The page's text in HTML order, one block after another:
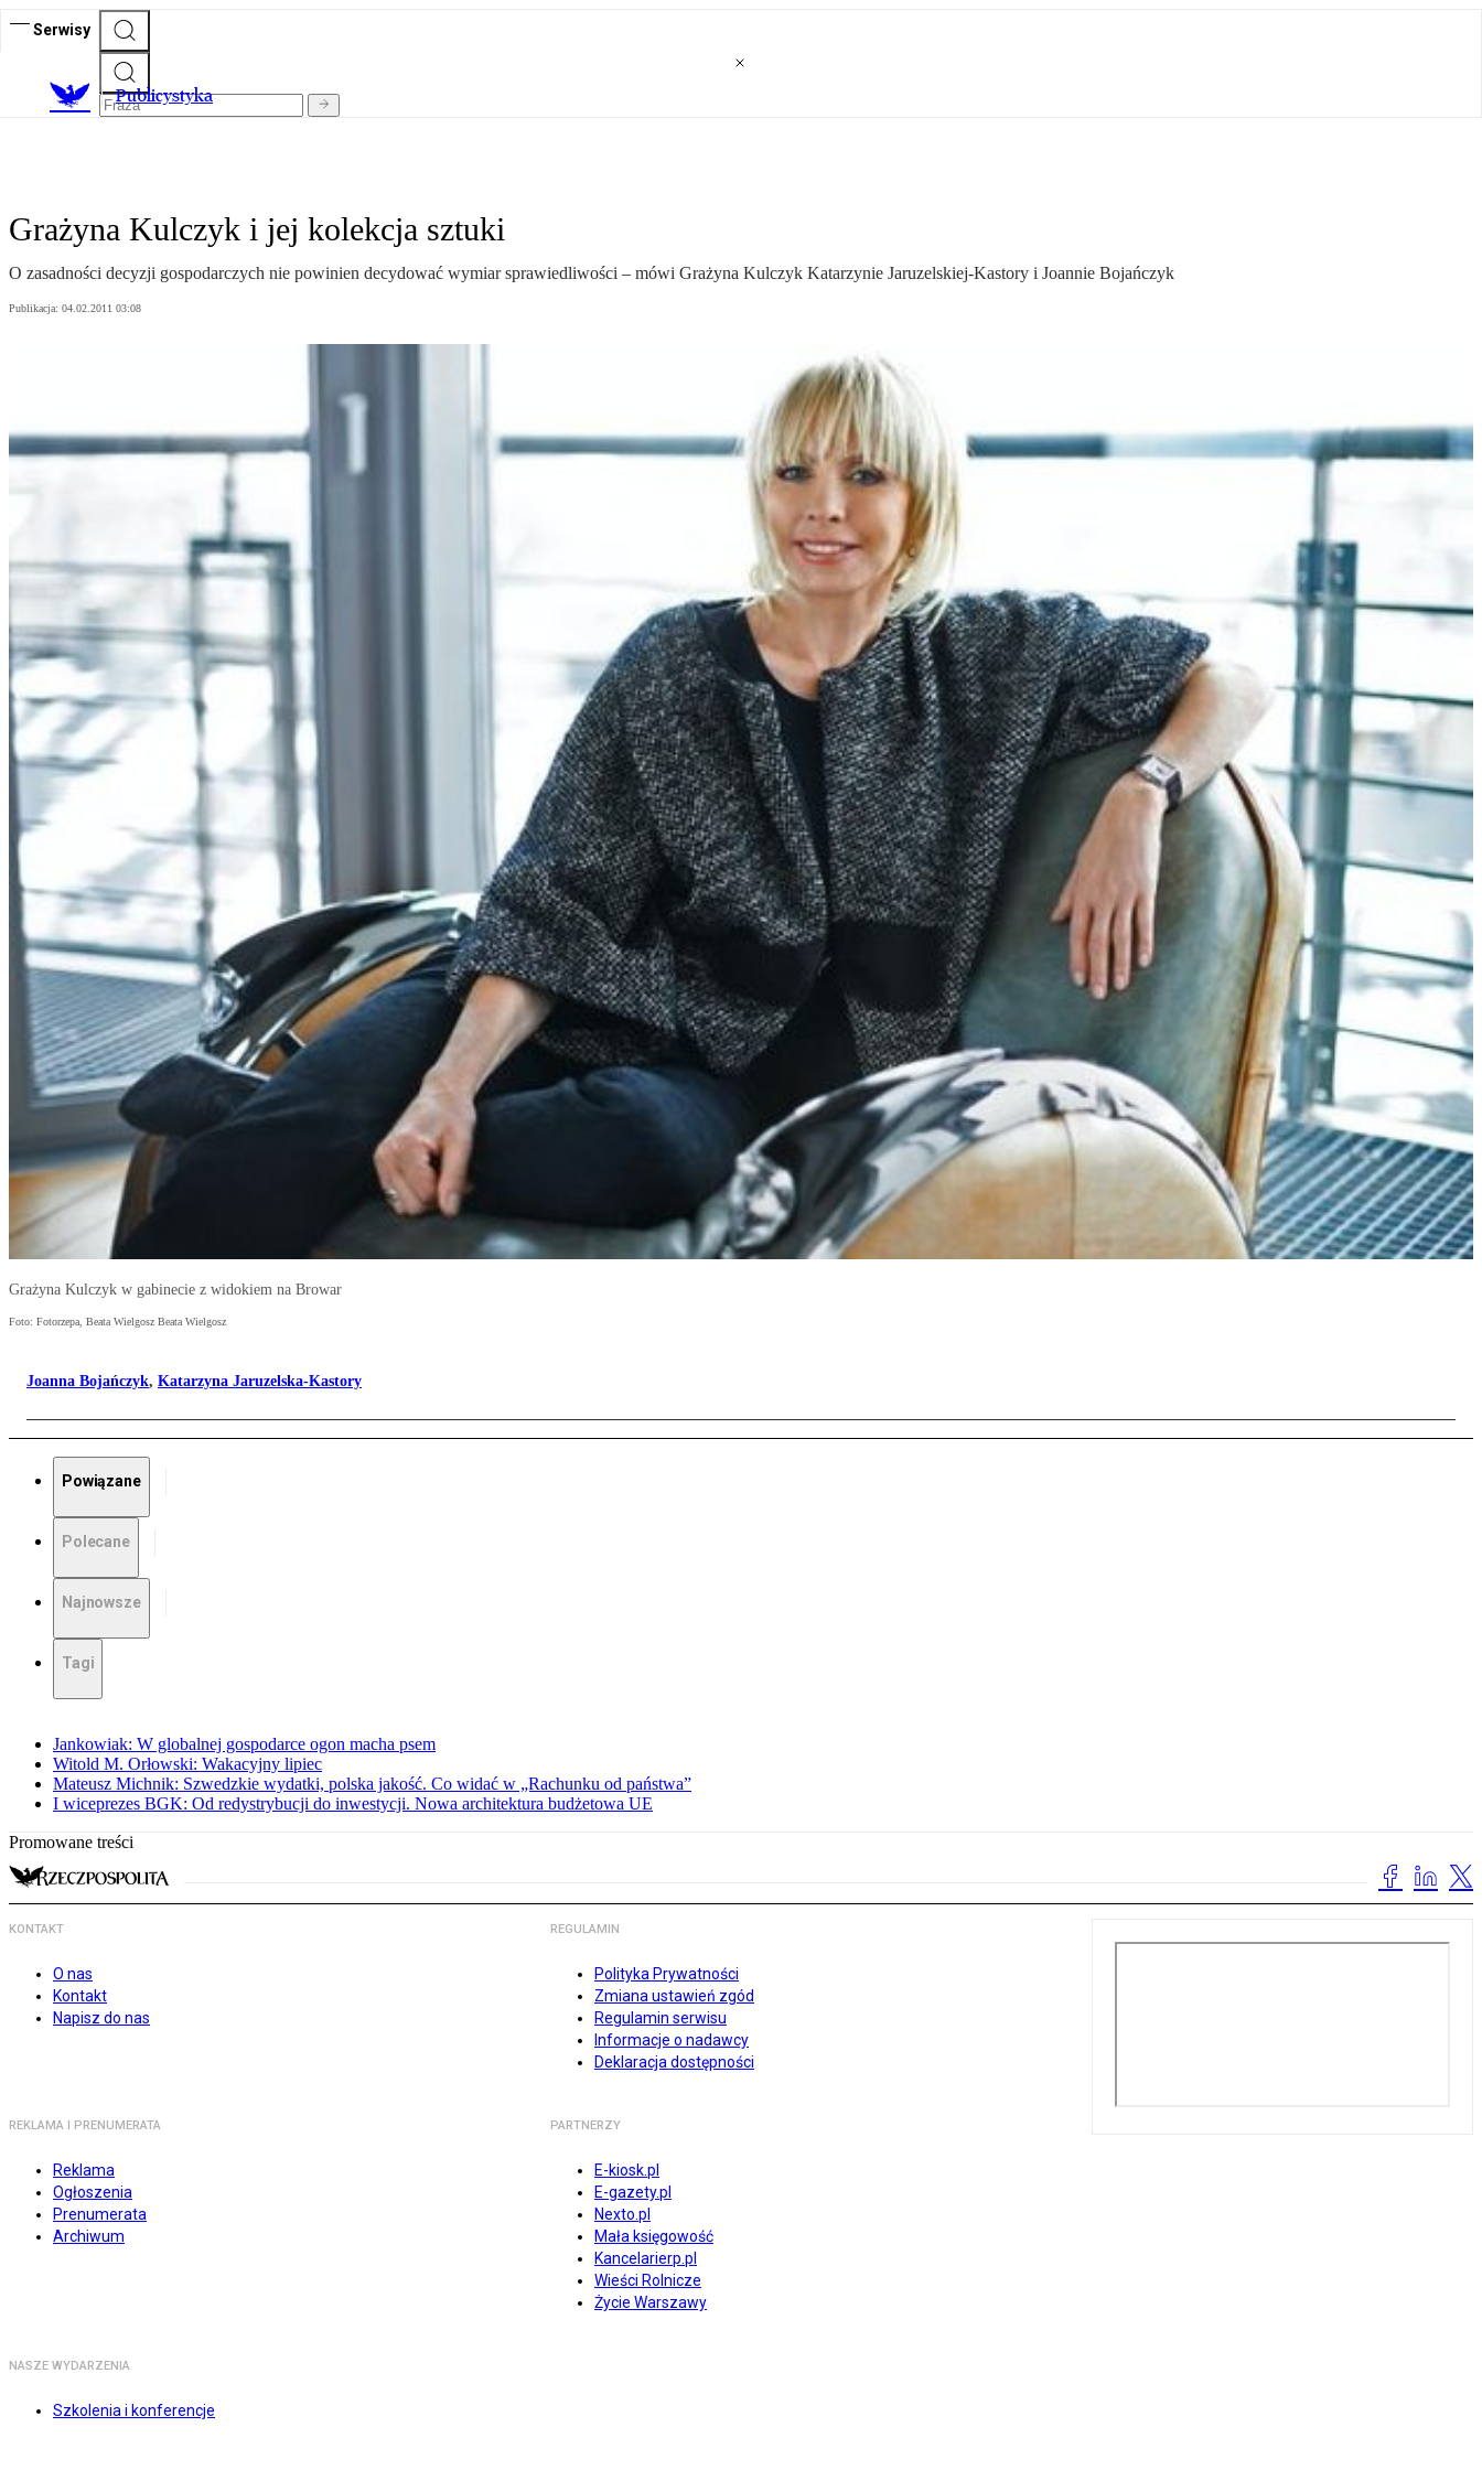
Serwisy
Publicystyka
Grażyna Kulczyk i jej kolekcja sztuki
O zasadności decyzji gospodarczych nie powinien decydować wymiar sprawiedliwości – mówi Grażyna Kulczyk Katarzynie Jaruzelskiej-Kastory i Joannie Bojańczyk
Publikacja: 04.02.2011 03:08
Grażyna Kulczyk w gabinecie z widokiem na Browar
Foto: Fotorzepa, Beata Wielgosz Beata Wielgosz
Joanna Bojańczyk, Katarzyna Jaruzelska-Kastory
Powiązane
Polecane
Najnowsze
Tagi
Jankowiak: W globalnej gospodarce ogon macha psem
Witold M. Orłowski: Wakacyjny lipiec
Mateusz Michnik: Szwedzkie wydatki, polska jakość. Co widać w „Rachunku od państwa”
I wiceprezes BGK: Od redystrybucji do inwestycji. Nowa architektura budżetowa UE
Promowane treści
KONTAKT
O nas
Kontakt
Napisz do nas
REGULAMIN
Polityka Prywatności
Zmiana ustawień zgód
Regulamin serwisu
Informacje o nadawcy
Deklaracja dostępności
REKLAMA I PRENUMERATA
Reklama
Ogłoszenia
Prenumerata
Archiwum
PARTNERZY
E-kiosk.pl
E-gazety.pl
Nexto.pl
Mała księgowość
Kancelarierp.pl
Wieści Rolnicze
Życie Warszawy
NASZE WYDARZENIA
Szkolenia i konferencje